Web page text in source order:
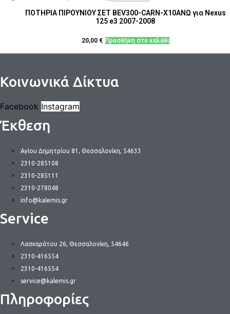
ΠΟΤΗΡΙΑ ΠΙΡΟΥΝΙΟΥ ΣΕΤ BEV300-CARN-Χ10ΑΝΩ για Nexus
125 e3 2007-2008
20,00 € Προσθήκη στο καλάθι
Κοινωνικά Δίκτυα
Facebook Instagram
Έκθεση
Αγίου Δημητρίου 81, Θεσσαλονίκη, 54633
2310-285108
2310-285111
2310-278048
info@kalemis.gr
Service
Λασκαράτου 26, Θεσσαλονίκη, 54646
2310-416554
2310-416554
service@kalemis.gr
Πληροφορίες